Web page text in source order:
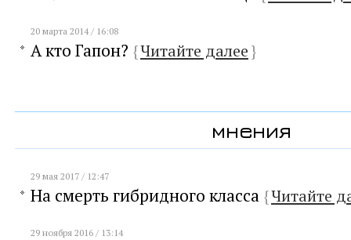
20 марта 2014 / 16:08
А кто Гапон? {Читайте далее}
мнения
29 мая 2017 / 12:47
На смерть гибридного класса {Читайте
29 ноября 2016 / 13:14